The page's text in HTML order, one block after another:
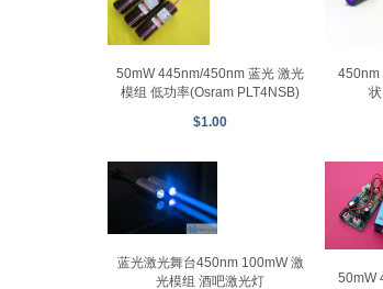
50mW 445nm/450nm 蓝光 激光
模组 低功率(Osram PLT4NSB)
$1.00
450nm
蓝光激光舞台450nm 100mW 激
光模组 酒吧激光灯
50mW